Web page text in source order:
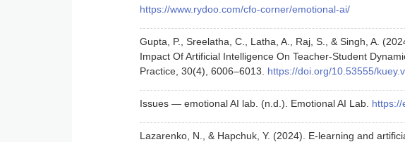
https://www.rydoo.com/cfo-corner/emotional-ai/
Gupta, P., Sreelatha, C., Latha, A., Raj, S., & Singh, A.
Impact Of Artificial Intelligence On Teacher-Student
Practice, 30(4), 6006–6013. https://doi.org/10.53555/
Issues — emotional AI lab. (n.d.). Emotional AI Lab.
Lazarenko, N., & Hapchuk, Y. (2024). E-learning and